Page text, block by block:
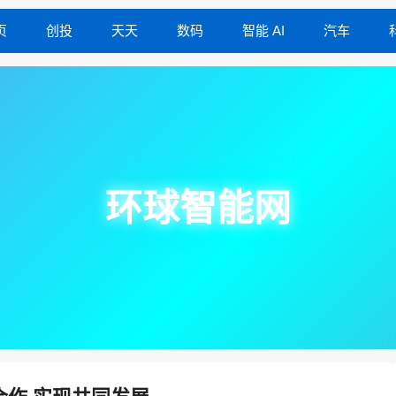
创投 天天 数码 智能 AI 汽车
环球智能网